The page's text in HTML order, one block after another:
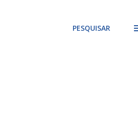
PESQUISAR